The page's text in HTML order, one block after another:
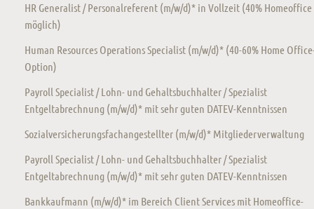
HR Generalist / Personalreferent (m/w/d)* in Vollzeit (40% Homeoffice
möglich)
Human Resources Operations Specialist (m/w/d)* (40-60% Home
Option)
Payroll Specialist / Lohn- und Gehaltsbuchhalter / Spezialist
Entgeltabrechnung (m/w/d)* mit sehr guten DATEV-Kenntnissen
Sozialversicherungsfachangestellter (m/w/d)* Mitgliederverwaltung
Payroll Specialist / Lohn- und Gehaltsbuchhalter / Spezialist
Entgeltabrechnung (m/w/d)* mit sehr guten DATEV-Kenntnissen
Bankkaufmann (m/w/d)* im Bereich Client Services mit Homeoffice-